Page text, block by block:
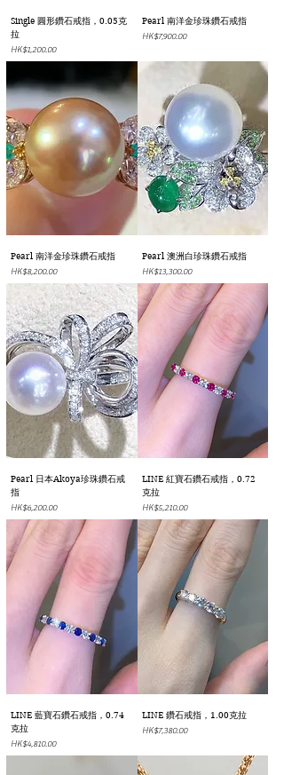
Single 圓形鑽石戒指，0.05克
拉
價格
HK$1,200.00
Pearl 南洋金珍珠鑽石戒指
價格
HK$7,900.00
Pearl 南洋金珍珠鑽石戒指
價格
HK$8,200.00
Pearl 澳洲白珍珠鑽石戒指
價格
HK$13,300.00
Pearl 日本Akoya珍珠鑽石戒
指
價格
HK$6,200.00
LINE 紅寶石鑽石戒指，0.72
克拉
價格
HK$5,210.00
LINE 藍寶石鑽石戒指，0.74
克拉
價格
HK$4,810.00
LINE 鑽石戒指，1.00克拉
價格
HK$7,380.00